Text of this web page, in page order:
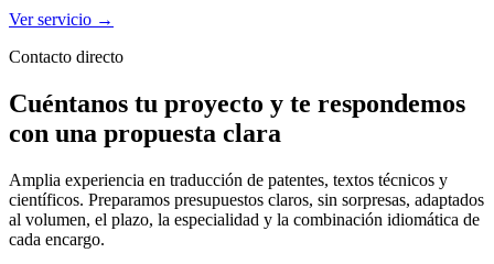
Ver servicio →
Contacto directo
Cuéntanos tu proyecto y te respondemos
con una propuesta clara
Amplia experiencia en traducción de patentes, textos técnicos y
científicos. Preparamos presupuestos claros, sin sorpresas, adaptados
al volumen, el plazo, la especialidad y la combinación idiomática de
cada encargo.